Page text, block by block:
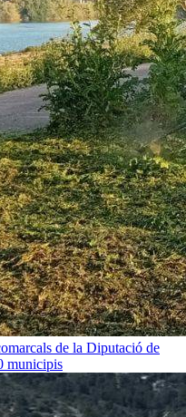
de la Diputació de
municipis